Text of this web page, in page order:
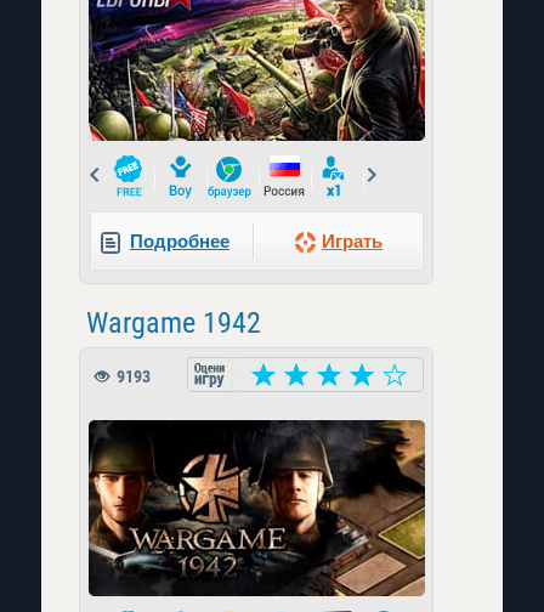
Prev
Подробнее Играть
Wargame 1942
9193